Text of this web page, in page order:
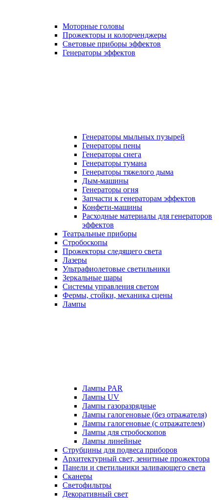
Моторные головы
Прожекторы и колорченджеры
Световые приборы эффектов
Генераторы эффектов
Генераторы мыльных пузырей
Генераторы пены
Генераторы снега
Генераторы тумана
Генераторы тяжелого дыма
Дым-машины
Генераторы огня
Запчасти к генераторам эффектов
Конфети-машины
Расходные материалы для генераторов
эффектов
Театральные приборы
Стробоскопы
Прожекторы следящего света
Лазеры
Ультрафиолетовые светильники
Зеркальные шары
Системы управления светом
Фермы, стойки, механика сцены
Лампы
Лампы PAR
Лампы UV
Лампы газоразрядные
Лампы галогеновые (без отражателя)
Лампы галогеновые (с отражателем)
Лампы для стробоскопов
Лампы линейные
Струбцины для подвеса приборов
Архитектурный свет, зенитные прожектора
Панели и светильники заливающего света
Сканеры
Светофильтры
Декоративный свет